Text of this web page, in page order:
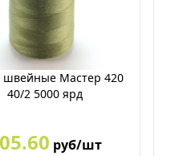
швейные Мастер 420
40/2 5000 ярд
руб/шт